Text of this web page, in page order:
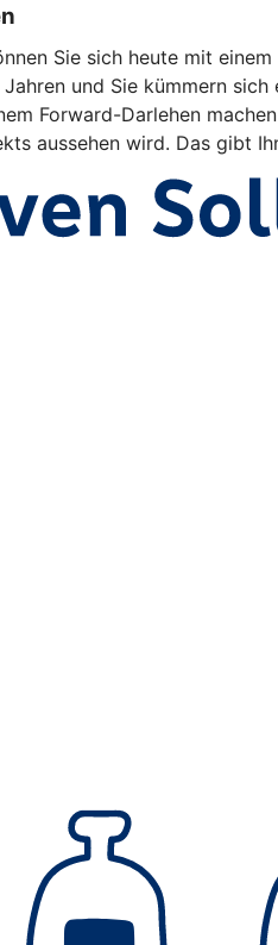
Sie sich heute mit
und Sie kümmern
Forward-Darlehen
aussehen wird. Das gibt